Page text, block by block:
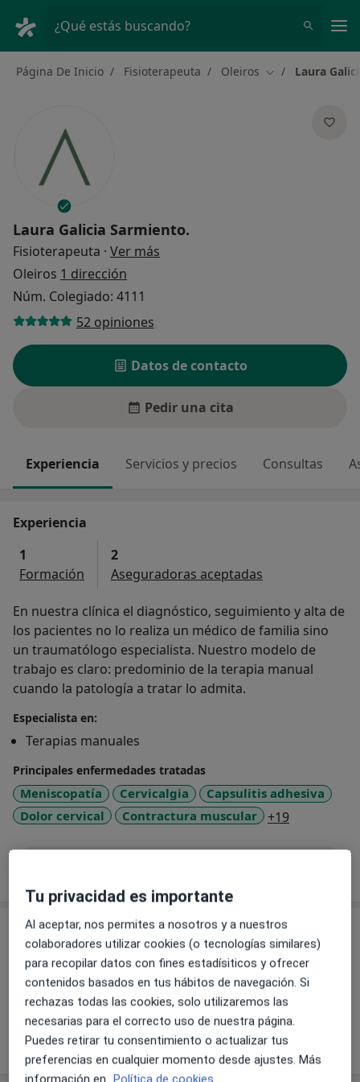
¿Qué estás buscando?
Página De Inicio Fisioterapeuta Oleiros Cambiar de
Laura
Laura Galicia Sarmiento.
Fisioterapeuta · Ver más
Oleiros 1 dirección
Núm. Colegiado: 4111
52 opiniones
Datos de contacto
Pedir una cita
Experiencia Servicios y precios Consultas
Experiencia
1
Formación
2
Aseguradoras aceptadas
En nuestra clínica el diagnóstico, seguimiento y alta de
los pacientes no lo realiza un médico de familia sino
un traumatólogo especialista. Nuestro modelo de
trabajo es claro: predominio de la terapia manual
cuando la patología a tratar lo admita.
Especialista en:
Terapias manuales
Principales enfermedades tratadas
Meniscopatía Cervicalgia
Capsulitis adhesiva
Dolor cervical
Contractura muscular +19
Servicios y precios
Visita Fisioterapia
Detalles
¿Cómo funcionan los precios?
Tu privacidad es importante
Al aceptar, nos permites a nosotros y a nuestros
colaboradores utilizar cookies (o tecnologías similares)
para recopilar datos con fines estadísiticos y ofrecer
contenidos basados en tus hábitos de navegación. Si
rechazas todas las cookies, solo utilizaremos las
necesarias para el correcto uso de nuestra página.
Puedes retirar tu consentimiento o actualizar tus
preferencias en cualquier momento desde ajustes. Más
información en Política de cookies.